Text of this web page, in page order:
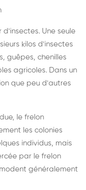
Une seule
kilos d'insectes
guêpes, chenilles
agricoles. Dans un
que peu d'autres
le frelon
les colonies
individus, mais
par le frelon
généralement